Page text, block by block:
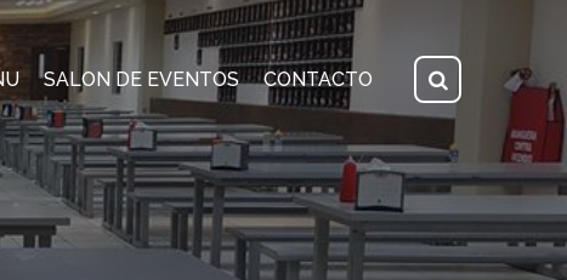
SALON DE EVENTOS CONTACTO